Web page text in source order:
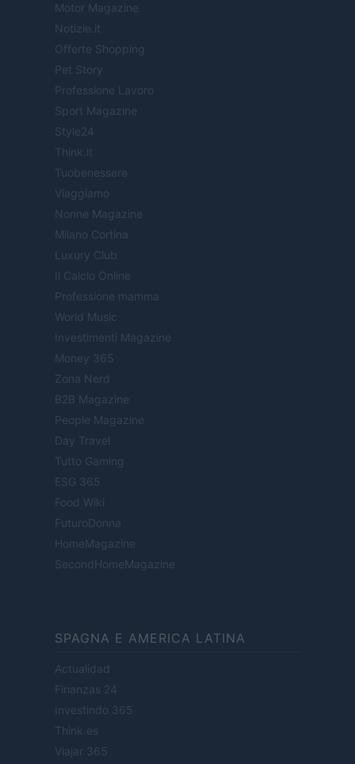
Motor Magazine
Notizie.it
Offerte Shopping
Pet Story
Professione Lavoro
Sport Magazine
Style24
Think.it
Tuobenessere
Viaggiamo
Nonne Magazine
Milano Cortina
Luxury Club
Il Calcio Online
Professione mamma
World Music
Investimenti Magazine
Money 365
Zona Nerd
B2B Magazine
People Magazine
Day Travel
Tutto Gaming
ESG 365
Food Wiki
FuturoDonna
HomeMagazine
SecondHomeMagazine
SPAGNA E AMERICA LATINA
Actualidad
Finanzas 24
Investindo 365
Think.es
Viajar 365